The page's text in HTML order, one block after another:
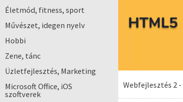
Életmód, fitness, sport
Művészet, idegen nyelv
Hobbi
Zene, tánc
Üzletfejlesztés, Marketing
Microsoft Office, iOS
szoftverek
Webfejlesztés 2 -